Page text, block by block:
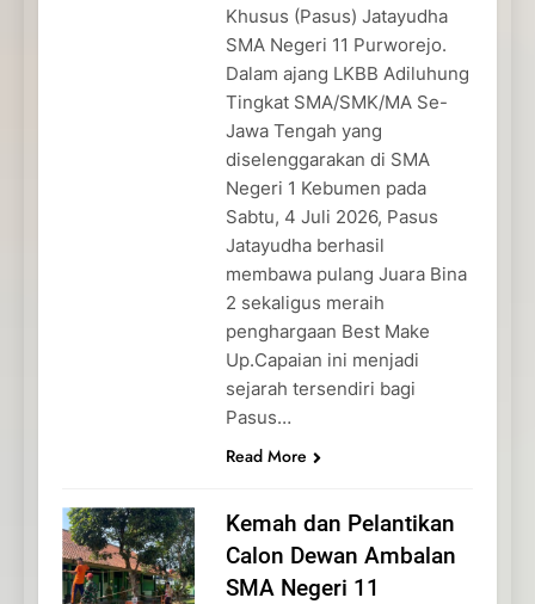
Khusus (Pasus) Jatayudha
SMA Negeri 11 Purworejo.
Dalam ajang LKBB Adiluhung
Tingkat SMA/SMK/MA Se-
Jawa Tengah yang
diselenggarakan di SMA
Negeri 1 Kebumen pada
Sabtu, 4 Juli 2026, Pasus
Jatayudha berhasil
membawa pulang Juara Bina
2 sekaligus meraih
penghargaan Best Make
Up.Capaian ini menjadi
sejarah tersendiri bagi
Pasus…
Read More
Kemah dan Pelantikan
Calon Dewan Ambalan
SMA Negeri 11